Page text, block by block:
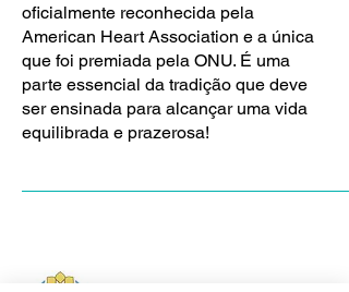
oficialmente reconhecida pela
American Heart Association e a única
que foi premiada pela ONU. É uma
parte essencial da tradição que deve
ser ensinada para alcançar uma vida
equilibrada e prazerosa!